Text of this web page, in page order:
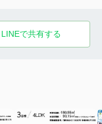
LINEで共有する